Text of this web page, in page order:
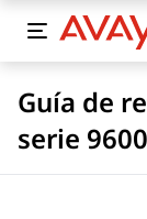
Guía de
serie